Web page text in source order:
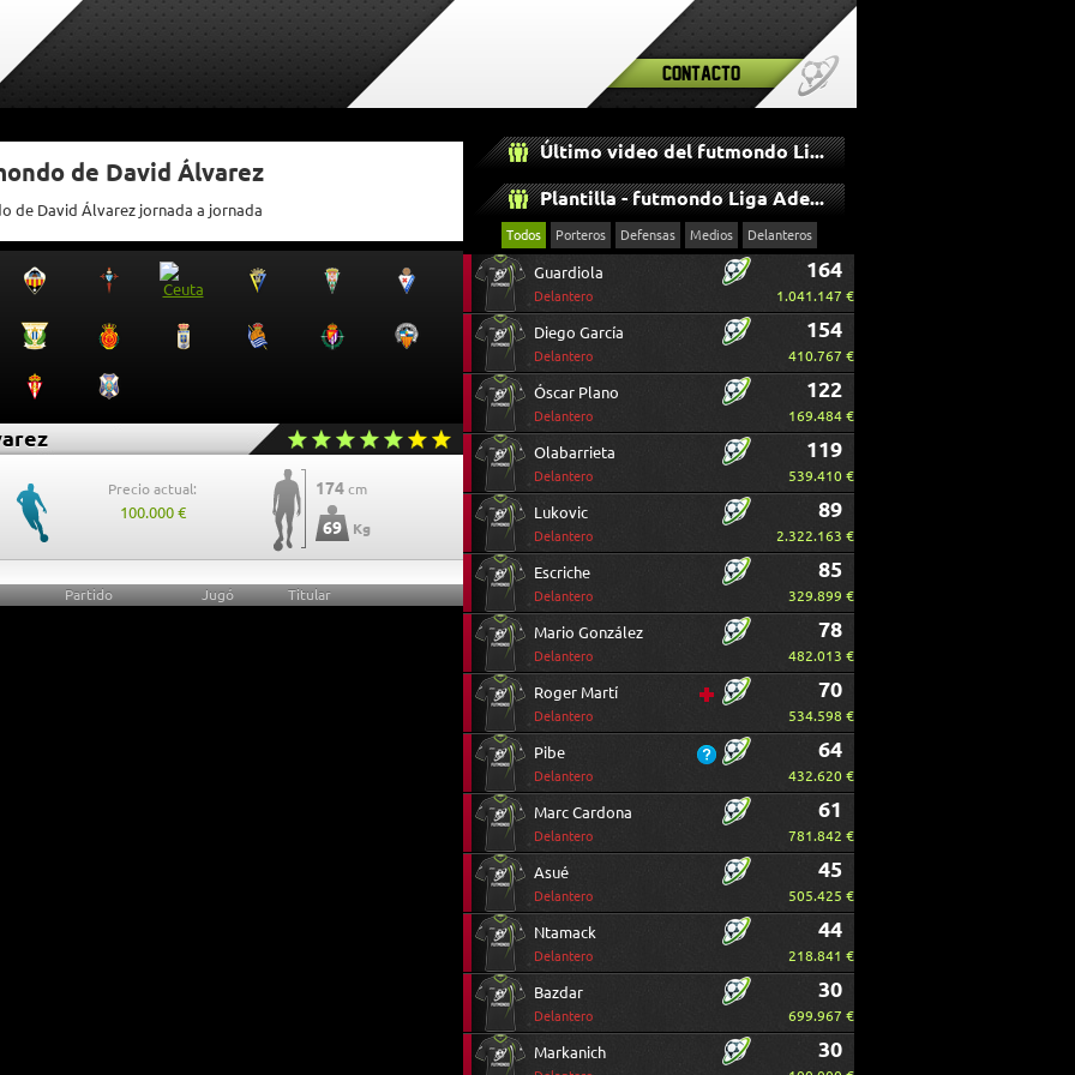
Contacto
de David Álvarez
de David Álvarez jornada a jornada
Precio actual:
100.000 €
174 cm
69 Kg
Partido Jugó Titular
Último video del futmondo Liga Adelante
Plantilla - futmondo Liga Adelante
Todos Porteros Defensas Medios Delanteros
Guardiola
Delantero
164
1.041.147 €
Diego García
Delantero
154
410.767 €
Óscar Plano
Delantero
122
169.484 €
Olabarrieta
Delantero
119
539.410 €
Lukovic
Delantero
89
2.322.163 €
Escriche
Delantero
85
329.899 €
Mario González
Delantero
78
482.013 €
Roger Martí
Delantero
70
534.598 €
Pibe
Delantero
64
432.620 €
Marc Cardona
Delantero
61
781.842 €
Asué
Delantero
45
505.425 €
Ntamack
Delantero
44
218.841 €
Bazdar
Delantero
30
699.967 €
Markanich 30